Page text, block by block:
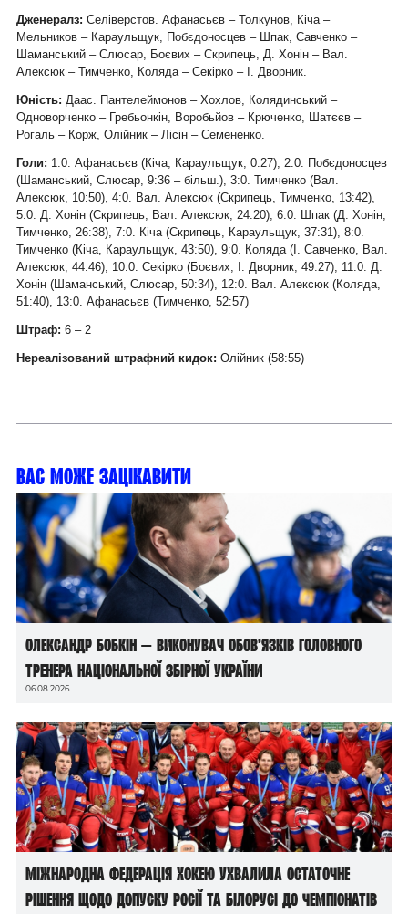
Дженералз: Селіверстов. Афанасьєв – Толкунов, Кіча –
Мельников – Караульщук, Побєдоносцев – Шпак, Савченко –
Шаманський – Слюсар, Боєвих – Скрипець, Д. Хонін – Вал.
Алексюк – Тимченко, Коляда – Секірко – І. Дворник.
Юність: Даас. Пантелеймонов – Хохлов, Колядинський –
Одноворченко – Гребьонкін, Воробьйов – Крюченко, Шатєєв –
Рогаль – Корж, Олійник – Лісін – Семененко.
Голи: 1:0. Афанасьєв (Кіча, Караульщук, 0:27), 2:0. Побєдоносцев
(Шаманський, Слюсар, 9:36 – більш.), 3:0. Тимченко (Вал.
Алексюк, 10:50), 4:0. Вал. Алексюк (Скрипець, Тимченко, 13:42),
5:0. Д. Хонін (Скрипець, Вал. Алексюк, 24:20), 6:0. Шпак (Д. Хонін,
Тимченко, 26:38), 7:0. Кіча (Скрипець, Караульщук, 37:31), 8:0.
Тимченко (Кіча, Караульщук, 43:50), 9:0. Коляда (І. Савченко, Вал.
Алексюк, 44:46), 10:0. Секірко (Боєвих, І. Дворник, 49:27), 11:0. Д.
Хонін (Шаманський, Слюсар, 50:34), 12:0. Вал. Алексюк (Коляда,
51:40), 13:0. Афанасьєв (Тимченко, 52:57)
Штраф: 6 – 2
Нереалізований штрафний кидок: Олійник (58:55)
Вас може зацікавити
Олександр Бобкін — виконувач обов’язків головного
тренера національної збірної України
06.08.2026
Міжнародна федерація хокею ухвалила остаточне
рішення щодо допуску росії та білорусі до чемпіонатів